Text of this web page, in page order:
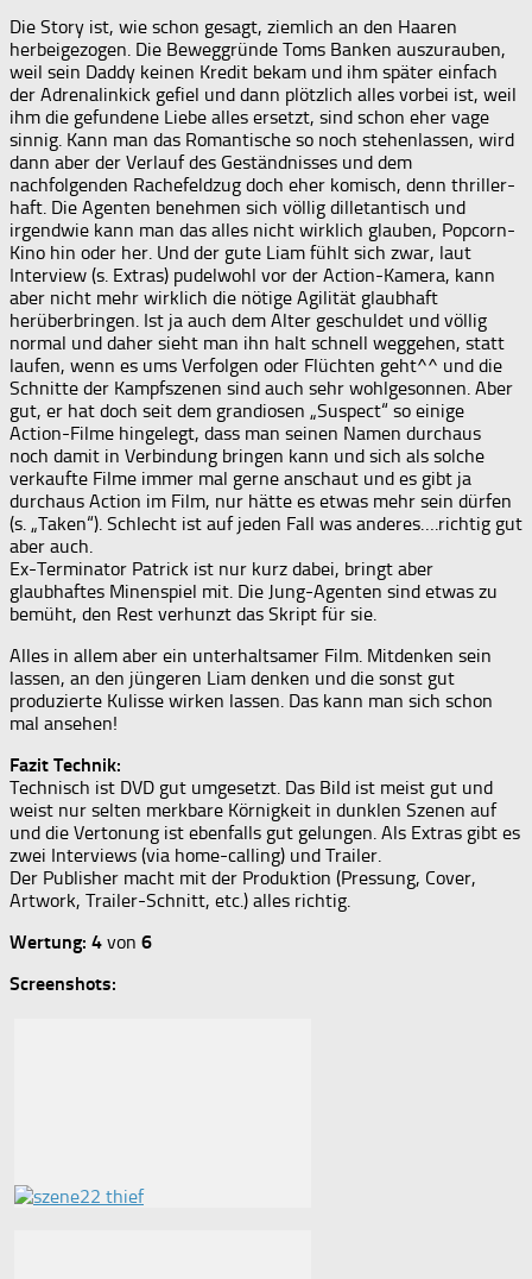
Die Story ist, wie schon gesagt, ziemlich an den Haaren
herbeigezogen. Die Beweggründe Toms Banken auszurauben,
weil sein Daddy keinen Kredit bekam und ihm später einfach
der Adrenalinkick gefiel und dann plötzlich alles vorbei ist, weil
ihm die gefundene Liebe alles ersetzt, sind schon eher vage
sinnig. Kann man das Romantische so noch stehenlassen, wird
dann aber der Verlauf des Geständnisses und dem
nachfolgenden Rachefeldzug doch eher komisch, denn thriller-
haft. Die Agenten benehmen sich völlig dilletantisch und
irgendwie kann man das alles nicht wirklich glauben, Popcorn-
Kino hin oder her. Und der gute Liam fühlt sich zwar, laut
Interview (s. Extras) pudelwohl vor der Action-Kamera, kann
aber nicht mehr wirklich die nötige Agilität glaubhaft
herüberbringen. Ist ja auch dem Alter geschuldet und völlig
normal und daher sieht man ihn halt schnell weggehen, statt
laufen, wenn es ums Verfolgen oder Flüchten geht^^ und die
Schnitte der Kampfszenen sind auch sehr wohlgesonnen. Aber
gut, er hat doch seit dem grandiosen „Suspect“ so einige
Action-Filme hingelegt, dass man seinen Namen durchaus
noch damit in Verbindung bringen kann und sich als solche
verkaufte Filme immer mal gerne anschaut und es gibt ja
durchaus Action im Film, nur hätte es etwas mehr sein dürfen
(s. „Taken“). Schlecht ist auf jeden Fall was anderes….richtig gut
aber auch.
Ex-Terminator Patrick ist nur kurz dabei, bringt aber
glaubhaftes Minenspiel mit. Die Jung-Agenten sind etwas zu
bemüht, den Rest verhunzt das Skript für sie.
Alles in allem aber ein unterhaltsamer Film. Mitdenken sein
lassen, an den jüngeren Liam denken und die sonst gut
produzierte Kulisse wirken lassen. Das kann man sich schon
mal ansehen!
Fazit Technik:
Technisch ist DVD gut umgesetzt. Das Bild ist meist gut und
weist nur selten merkbare Körnigkeit in dunklen Szenen auf
und die Vertonung ist ebenfalls gut gelungen. Als Extras gibt es
zwei Interviews (via home-calling) und Trailer.
Der Publisher macht mit der Produktion (Pressung, Cover,
Artwork, Trailer-Schnitt, etc.) alles richtig.
Wertung: 4 von 6
Screenshots: